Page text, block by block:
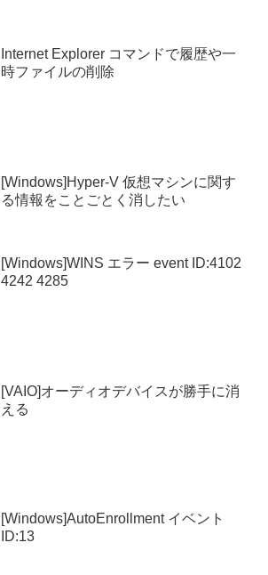
Internet Explorer コマンドで履歴や一
時ファイルの削除
[Windows]Hyper-V 仮想マシンに関す
る情報をことごとく消したい
[Windows]WINS エラー event ID:4102
4242 4285
[VAIO]オーディオデバイスが勝手に消
える
[Windows]AutoEnrollment イベント
ID:13